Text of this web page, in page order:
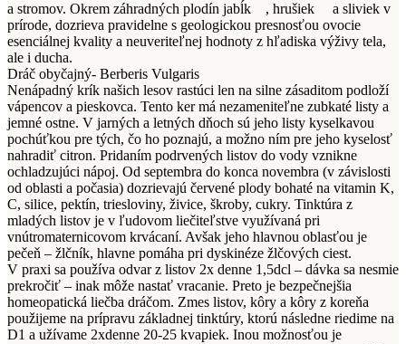
a stromov. Okrem záhradných plodín jabĺk
, hrušiek
a sliviek v
prírode, dozrieva pravidelne s geologickou presnosťou ovocie
esenciálnej kvality a neuveriteľnej hodnoty z hľadiska výživy tela,
ale i ducha.
Dráč obyčajný- Berberis Vulgaris
Nenápadný krík našich lesov rastúci len na silne zásaditom podloží
vápencov a pieskovca. Tento ker má nezameniteľne zubkaté listy a
jemné ostne. V jarných a letných dňoch sú jeho listy kyselkavou
pochúťkou pre tých, čo ho poznajú, a možno ním pre jeho kyselosť
nahradiť citron. Pridaním podrvených listov do vody vznikne
ochladzujúci nápoj. Od septembra do konca novembra (v závislosti
od oblasti a počasia) dozrievajú červené plody bohaté na vitamin K,
C, silice, pektín, triesloviny, živice, škroby, cukry. Tinktúra z
mladých listov je v ľudovom liečiteľstve využívaná pri
vnútromaternicovom krvácaní. Avšak jeho hlavnou oblasťou je
pečeň – žlčník, hlavne pomáha pri dyskinéze žlčových ciest.
V praxi sa používa odvar z listov 2x denne 1,5dcl – dávka sa nesmie
prekročiť – inak môže nastať vracanie. Preto je bezpečnejšia
homeopatická liečba dráčom. Zmes listov, kôry a kôry z koreňa
použijeme na prípravu základnej tinktúry, ktorú následne riedime na
D1 a užívame 2xdenne 20-25 kvapiek. Inou možnosťou je